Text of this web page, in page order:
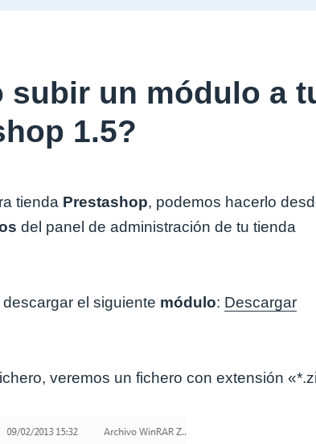
subir un módulo a
1.5?
tienda Prestashop, podemos hacerlo
del panel de administración de tu tienda
el siguiente módulo: Descargar
veremos un fichero con extensión